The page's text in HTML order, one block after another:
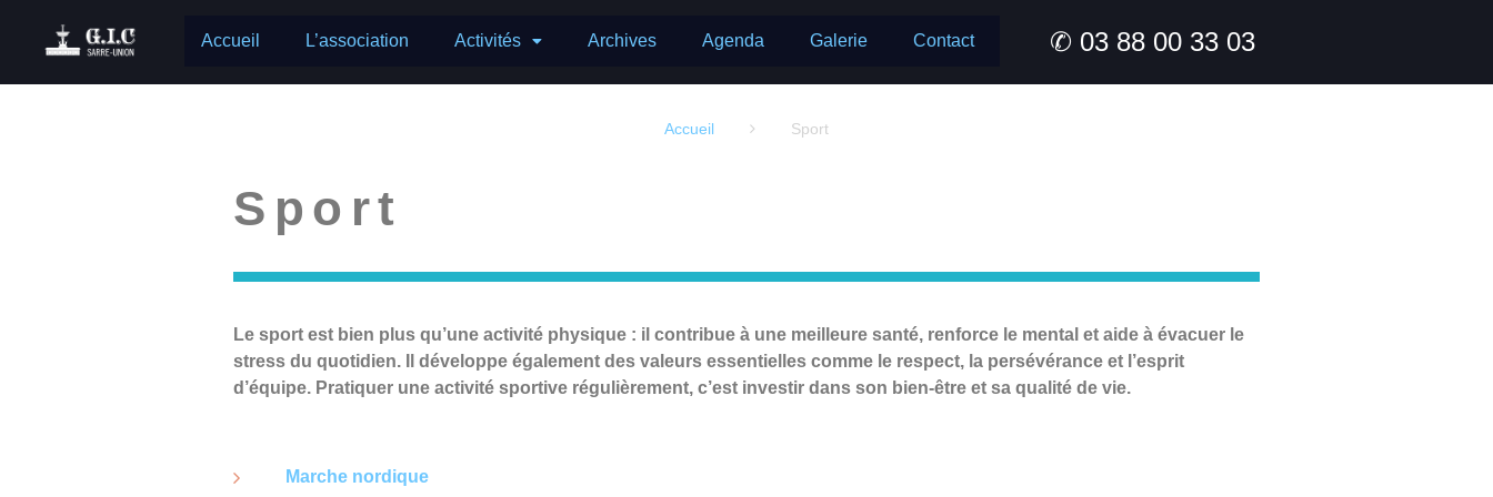
Accueil L’association Activités Archives Agenda Galerie Contact ✆ 03 88 00 33 03
Accueil  Sport
Sport
Le sport est bien plus qu’une activité physique : il contribue à une meilleure santé, renforce le mental et aide à évacuer le
stress du quotidien. Il développe également des valeurs essentielles comme le respect, la persévérance et l’esprit
d’équipe. Pratiquer une activité sportive régulièrement, c’est investir dans son bien-être et sa qualité de vie.
Marche nordique